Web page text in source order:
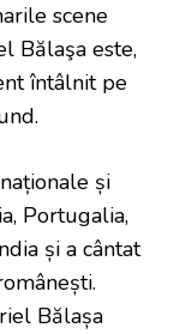
scene
Bălaşa este,
întâlnit pe
și
Portugalia,
și a cântat
Bălașa